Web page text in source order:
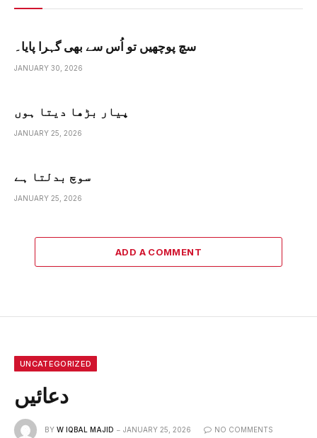
سچ پوچھیں تو اُس سے بھی گہرا پایا۔
JANUARY 30, 2026
پیار بڑھا دیتا ہوں
JANUARY 25, 2026
سوچ بدلتا ہے
JANUARY 25, 2026
ADD A COMMENT
UNCATEGORIZED
دعائیں
BY W IQBAL MAJID JANUARY 25, 2026 NO COMMENTS